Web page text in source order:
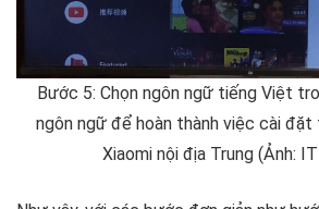
Bước 5: Chọn ngôn ngữ tiếng Việt
ngôn ngữ để hoàn thành việc cài
Xiaomi nội địa Trung (Ảnh: